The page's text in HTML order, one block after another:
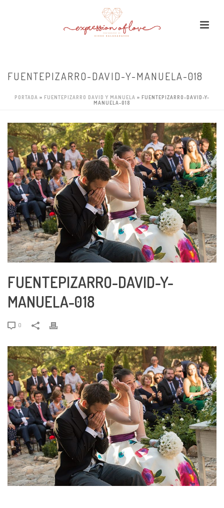
FUENTEPIZARRO-DAVID-Y-MANUELA-018
PORTADA » FUENTEPIZARRO DAVID Y MANUELA » FUENTEPIZARRO-DAVID-Y-
MANUELA-018
FUENTEPIZARRO-DAVID-Y-
MANUELA-018
0